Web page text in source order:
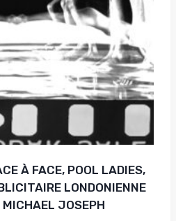
À FACE, POOL LADIES,
LONDONIENNE
JOSEPH